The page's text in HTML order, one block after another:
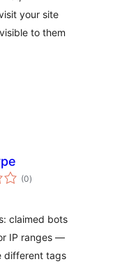
your site
to them
(0कुल
दर)
claimed bots
IP ranges —
different tags